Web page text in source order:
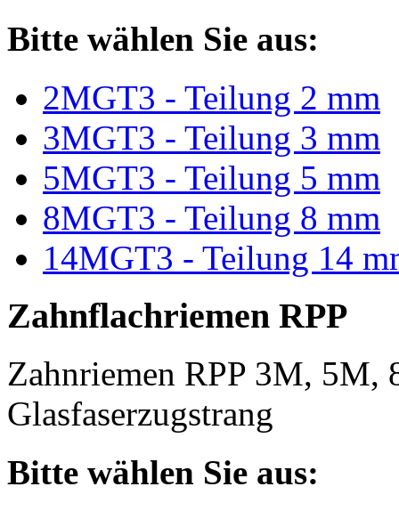
Bitte wählen Sie aus:
2MGT3 - Teilung 2 mm
3MGT3 - Teilung 3 mm
5MGT3 - Teilung 5 mm
8MGT3 - Teilung 8 mm
14MGT3 - Teilung 14
Zahnflachriemen RPP
Zahnriemen RPP 3M, 5M,
Glasfaserzugstrang
Bitte wählen Sie aus: